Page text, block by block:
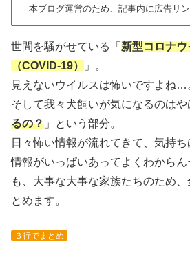
本ブログ運営のため、記事内に広告リ
世間を騒がせている「 新型コロナ
（COVID-19）
」。
見えないウイルスは怖いですよね…
そして我々犬飼いが気になるのはや
るの？ 」という部分。
日々怖い情報が流れてきて、気持ち
情報がいっぱいあってよくわから
も、大事な大事な家族たちのため
とめます。
３行でまとめ